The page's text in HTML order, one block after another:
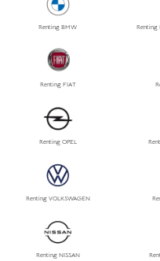
Renting BMW Renting
Renting FIAT
Renting OPEL
Renting VOLKSWAGEN
Renting NISSAN